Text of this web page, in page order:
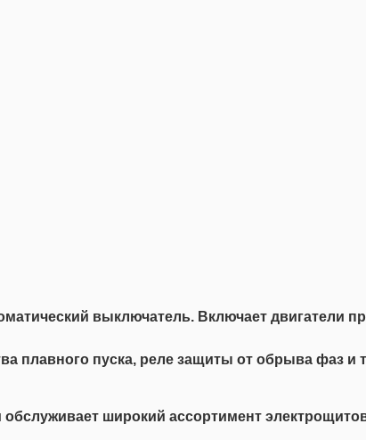
выключатель. Включает двигатели
плавного пуска, реле защиты от обрыва фаз и
обслуживает широкий ассортимент